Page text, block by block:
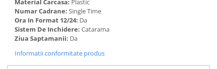
Material Carcasa: Plastic
Numar Cadrane: Single Time
Ora In Format 12/24: Da
Sistem De Inchidere: Catarama
Ziua Saptamanii: Da
Informatii conformitate produs